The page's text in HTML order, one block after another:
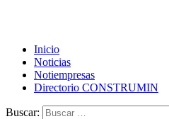
Inicio
Noticias
Notiempresas
Directorio CONSTRUMIN
Buscar: